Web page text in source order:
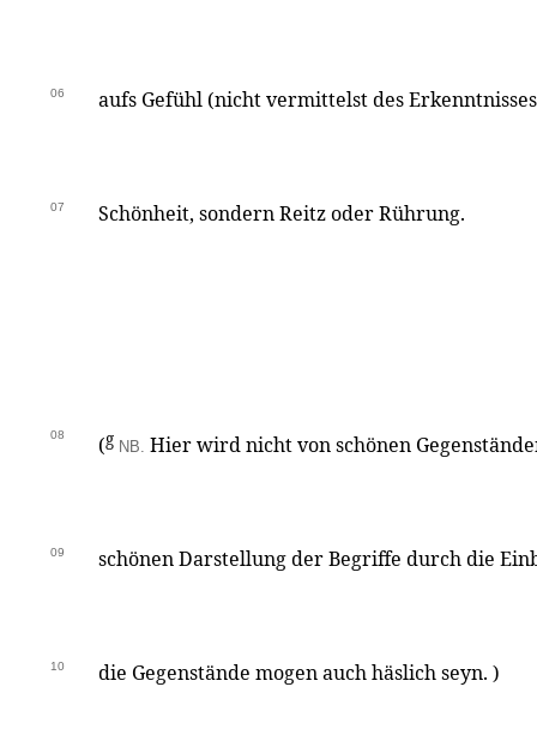
06 aufs Gefühl (nicht vermittelst des
07 Schönheit, sondern Reitz oder Rührung.
08 (g NB. Hier wird nicht von schönen
09 schönen Darstellung der Begriffe durch die
10 die Gegenstände mogen auch häslich seyn. )